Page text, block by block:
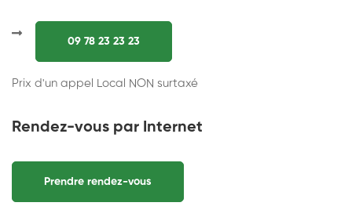
09 78 23 23 23
Prix d'un appel Local NON surtaxé
Rendez-vous par Internet
Prendre rendez-vous